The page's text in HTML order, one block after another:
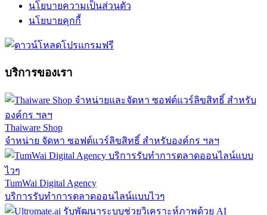
นโยบายความเป็นส่วนตัว
นโยบายคุกกี้
บริการของเรา
Thaiware Shop
จำหน่าย จัดหา ซอฟต์แวร์ลิขสิทธิ์ สำหรับองค์กร ฯลฯ
TumWai Digital Agency
บริการรับทำการตลาดออนไลน์แบบไวๆ